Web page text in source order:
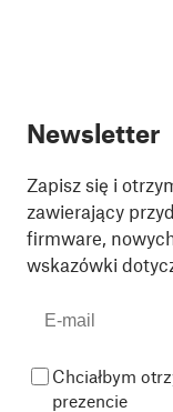
Newsletter
Zapisz się i
zawierający
firmware,
wskazówki
Chciałbym
prezencie